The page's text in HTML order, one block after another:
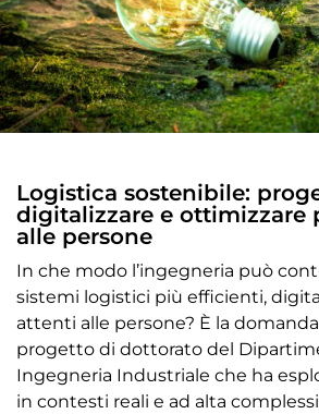
Logistica sostenibile:
digitalizzare e ottimizzare
alle persone
In che modo l’ingegneria può
sistemi logistici più efficienti,
attenti alle persone? È la
progetto di dottorato del
Ingegneria Industriale che ha
in contesti reali e ad alta